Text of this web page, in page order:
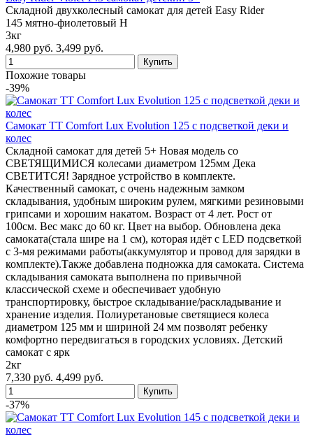
Складной двухколесный самокат для детей Easy Rider
145 мятно-фиолетовый Н
3кг
4,980 руб. 3,499 руб.
Похожие товары
-39%
Самокат TT Comfort Lux Evolution 125 с подсветкой деки и
колес
Складной самокат для детей 5+ Новая модель со
СВЕТЯЩИМИСЯ колесами диаметром 125мм Дека
СВЕТИТСЯ! Зарядное устройство в комплекте.
Качественный самокат, с очень надежным замком
складывания, удобным широким рулем, мягкими резиновыми
грипсами и хорошим накатом. Возраст от 4 лет. Рост от
100см. Вес макс до 60 кг. Цвет на выбор. Обновлена дека
самоката(стала шире на 1 см), которая идёт с LED подсветкой
с 3-мя режимами работы(аккумулятор и провод для зарядки в
комплекте).Также добавлена подножка для самоката. Система
складывания самоката выполнена по привычной
классической схеме и обеспечивает удобную
транспортировку, быстрое складывание/раскладывание и
хранение изделия. Полиуретановые светящиеся колеса
диаметром 125 мм и шириной 24 мм позволят ребенку
комфортно передвигаться в городских условиях. Детский
самокат с ярк
2кг
7,330 руб. 4,499 руб.
-37%